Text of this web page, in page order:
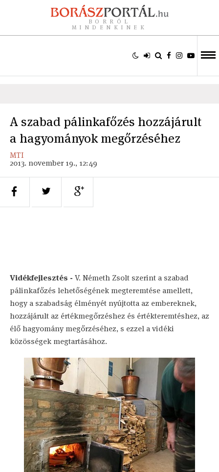
BORRÓL
MINDENKINEK
A szabad pálinkafőzés hozzájárult
a hagyományok megőrzéséhez
MTI
2013. november 19., 12:49
Vidékfejlesztés - V. Németh Zsolt szerint a szabad
pálinkafőzés lehetőségének megteremtése amellett,
hogy a szabadság élményét nyújtotta az embereknek,
hozzájárult az értékmegőrzéshez és értékteremtéshez, az
élő hagyomány megőrzéséhez, s ezzel a vidéki
közösségek megtartásához.